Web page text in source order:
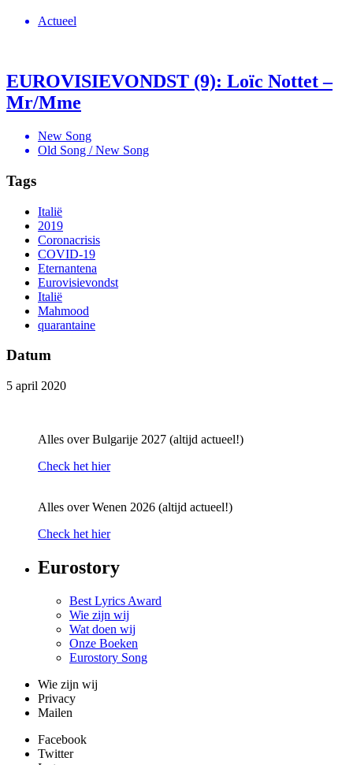
Actueel
EUROVISIEVONDST (9): Loïc Nottet –
Mr/Mme
New Song
Old Song / New Song
Tags
Italië
2019
Coronacrisis
COVID-19
Eternantena
Eurovisievondst
Italië
Mahmood
quarantaine
Datum
5 april 2020
Alles over Bulgarije 2027 (altijd actueel!)
Check het hier
Alles over Wenen 2026 (altijd actueel!)
Check het hier
Eurostory
Best Lyrics Award
Wie zijn wij
Wat doen wij
Onze Boeken
Eurostory Song
Wie zijn wij
Privacy
Mailen
Facebook
Twitter